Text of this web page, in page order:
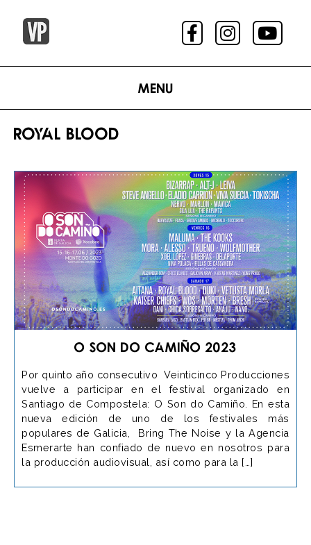
Menu
ROYAL BLOOD
O Son do Camiño 2023
Por quinto año consecutivo Veinticinco Producciones
vuelve a participar en el festival organizado en
Santiago de Compostela: O Son do Camiño. En esta
nueva edición de uno de los festivales más
populares de Galicia, Bring The Noise y la Agencia
Esmerarte han confiado de nuevo en nosotros para
la producción audiovisual, así como para la […]